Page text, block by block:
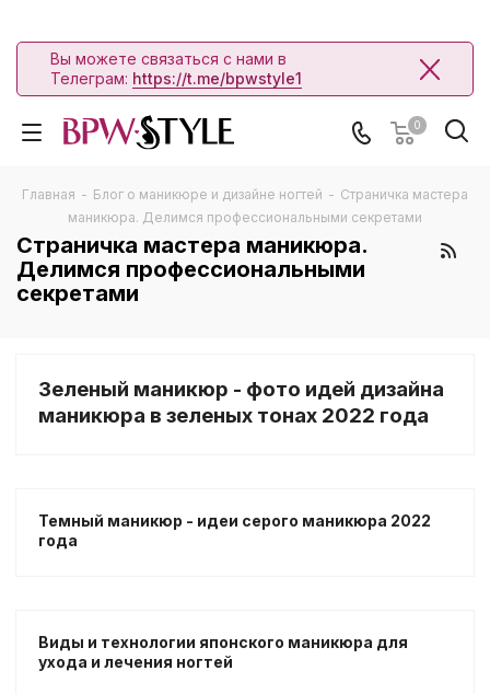
Вы можете связаться с нами в
Телеграм: https://t.me/bpwstyle1
0
Главная - Блог о маникюре и дизайне ногтей - Страничка мастера
маникюра. Делимся профессиональными секретами
Страничка мастера маникюра.
Делимся профессиональными
секретами
Зеленый маникюр - фото идей дизайна
маникюра в зеленых тонах 2022 года
Темный маникюр - идеи серого маникюра 2022
года
Виды и технологии японского маникюра для
ухода и лечения ногтей